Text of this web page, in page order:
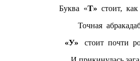
Буква «Т» стоит,
Точная
«У» стоит почти